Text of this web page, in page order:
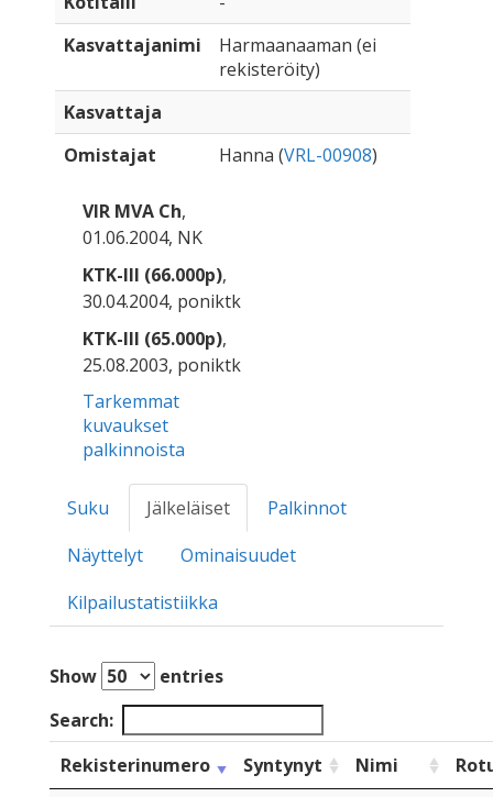
Kasvattajanimi
Harmaanaaman (ei
rekisteröity)
Kasvattaja
Omistajat
Hanna (VRL-00908)
VIR MVA Ch,
01.06.2004, NK
KTK-III (66.000p),
30.04.2004, poniktk
KTK-III (65.000p),
25.08.2003, poniktk
Tarkemmat
kuvaukset
palkinnoista
Suku Jälkeläiset
Palkinnot
Näyttelyt
Ominaisuudet
Kilpailustatistiikka
Show
entries
Search:
Rekisterinumero
Syntynyt Nimi